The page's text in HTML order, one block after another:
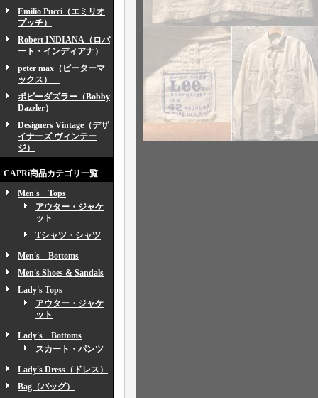
Emilio Pucci（エミリオ
プッチ）
Robert INDIANA（ロバ
ート・インディアナ）
peter max（ピーターマ
ックス）
ボビーダズラー（Bobby
Dazzler）
Designers Vintage（デザ
イナーズ ヴィンテー
ジ）
CAPRi商品カテゴリ一覧
Men's Tops
アウター・ジャケ
ット
Tシャツ・シャツ
Men's Bottoms
Men's Shoes & Sandals
Lady's Tops
アウター・ジャケ
ット
Lady's Bottoms
スカート・パンツ
Lady's Dress（ドレス）
Bag（バッグ）